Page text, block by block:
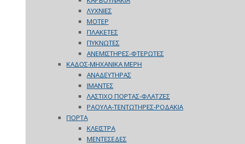
ΛΥΧΝΙΕΣ
ΜΟΤΕΡ
ΠΛΑΚΕΤΕΣ
ΠΥΚΝΩΤΕΣ
ΑΝΕΜΙΣΤΗΡΕΣ-ΦΤΕΡΩΤΕΣ
ΚΑΔΟΣ-ΜΗΧΑΝΙΚΑ ΜΕΡΗ
ΑΝΑΔΕΥΤΗΡΑΣ
ΙΜΑΝΤΕΣ
ΛΑΣΤΙΧΟ ΠΟΡΤΑΣ-ΦΛΑΤΖΕΣ
ΡΑΟΥΛΑ-ΤΕΝΤΩΤΗΡΕΣ-ΡΟΔΑΚΙΑ
ΠΟΡΤΑ
ΚΛΕΙΣΤΡΑ
ΜΕΝΤΕΣΕΔΕΣ